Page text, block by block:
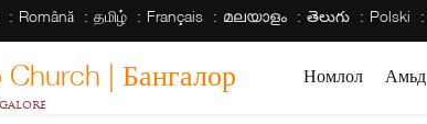
Română தமிழ் Français മലയാളം తెలుగు Polski
| Бангалор Номлол Амьд